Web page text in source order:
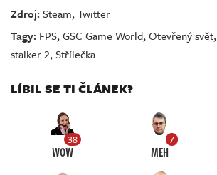
Zdroj:Steam,Twitter
Tagy: FPS,GSC Game World,Otevřený svět,
stalker 2,Střílečka
LÍBIL SE TI ČLÁNEK?
38
WOW
7
MEH